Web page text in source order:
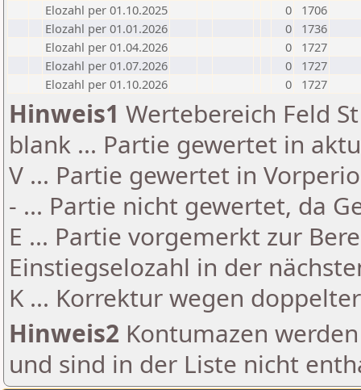
Elozahl per 01.10.2025
0
1706
Elozahl per 01.01.2026
0
1736
Elozahl per 01.04.2026
0
1727
Elozahl per 01.07.2026
0
1727
Elozahl per 01.10.2026
0 1727
Hinweis1 Wertebereich Feld
blank ... Partie gewertet in
V ... Partie gewertet in
- ... Partie nicht gewertet, da
E ... Partie vorgemerkt zur
Einstiegselozahl in der
K ... Korrektur wegen
Hinweis2 Kontumazen
und sind in der Liste nicht